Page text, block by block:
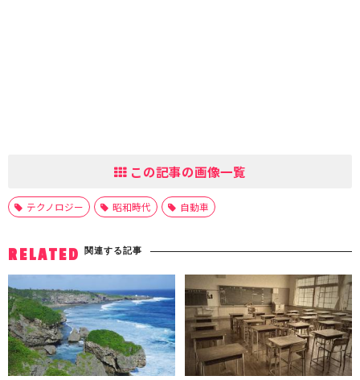
この記事の画像一覧
テクノロジー 昭和時代 自動車
RELATED 関連する記事